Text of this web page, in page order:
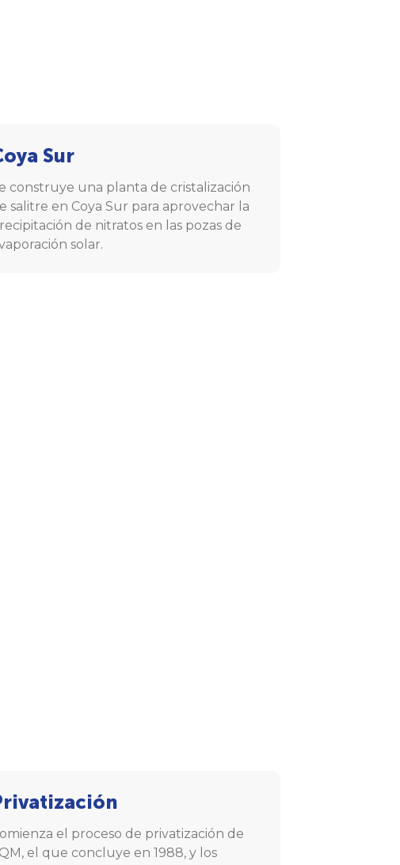
Sur
construye una planta de cristalización
salitre en Coya Sur para aprovechar la
de nitratos en las pozas de
solar.
el proceso de privatización de
el que concluye en 1988, y los